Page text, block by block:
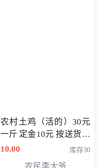
农村土鸡（活的）30元
一斤 定金10元 按送货交
付时秤重计算货款 定金
10.00 库存30